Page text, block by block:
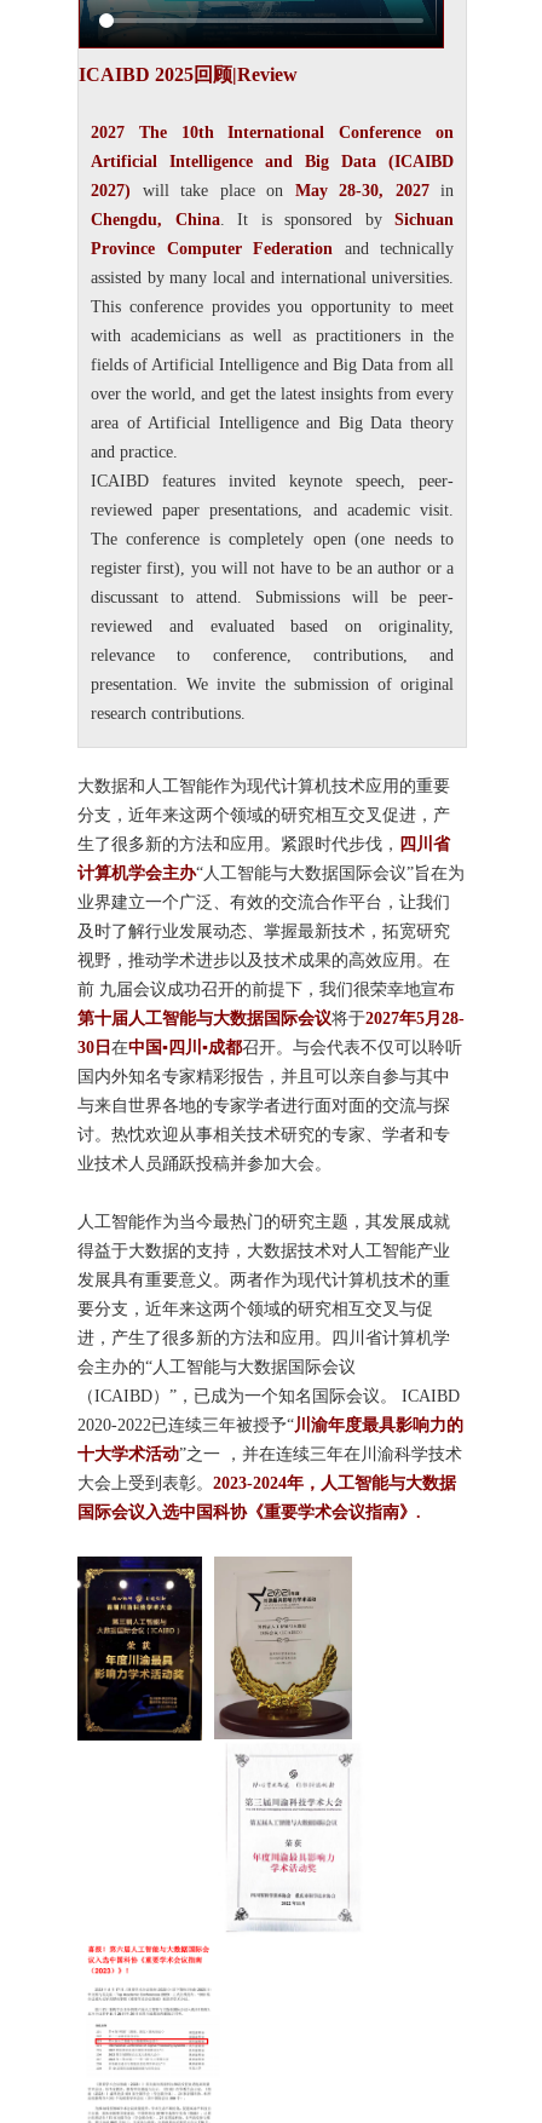
ICAIBD 2025回顾|Review
2027 The 10th International Conference on
Artificial Intelligence and Big Data (ICAIBD
2027) will take place on May 28-30, 2027in
Chengdu, China. It is sponsored by Sichuan
Province Computer Federation and technically
assisted by many local and international universities.
This conference provides you opportunity to meet
with academicians as well as practitioners in the
fields of Artificial Intelligence and Big Data from all
over the world, and get the latest insights from every
area of Artificial Intelligence and Big Data theory
and practice.
ICAIBD features invited keynote speech, peer-
reviewed paper presentations, and academic visit.
The conference is completely open (one needs to
register first), you will not have to be an author or a
discussant to attend. Submissions will be peer-
reviewed and evaluated based on originality,
relevance to conference, contributions, and
presentation. We invite the submission of original
research contributions.
大数据和人工智能作为现代计算机技术应用的重要
分支，近年来这两个领域的研究相互交叉促进，产
生了很多新的方法和应用。紧跟时代步伐， 四川省
计算机学会主办“人工智能与大数据国际会议”旨在为
业界建立一个广泛、有效的交流合作平台，让我们
及时了解行业发展动态、掌握最新技术，拓宽研究
视野，推动学术进步以及技术成果的高效应用。在
前 九届会议成功召开的前提下，我们很荣幸地宣布
第十届人工智能与大数据国际会议将于2027年5月28-
30日 在中国▪四川▪成都召开。与会代表不仅可以聆听
国内外知名专家精彩报告，并且可以亲自参与其中
与来自世界各地的专家学者进行面对面的交流与探
讨。热忱欢迎从事相关技术研究的专家、学者和专
业技术人员踊跃投稿并参加大会。
人工智能作为当今最热门的研究主题，其发展成就
得益于大数据的支持，大数据技术对人工智能产业
发展具有重要意义。两者作为现代计算机技术的重
要分支，近年来这两个领域的研究相互交叉与促
进，产生了很多新的方法和应用。四川省计算机学
会主办的“人工智能与大数据国际会议
（ICAIBD）”，已成为一个知名国际会议。 ICAIBD
2020-2022已连续三年被授予“川渝年度最具影响力的
十大学术活动”之一 ，并在连续三年在川渝科学技术
大会上受到表彰。 2023-2024年，人工智能与大数据
国际会议入选中国科协《重要学术会议指南》.